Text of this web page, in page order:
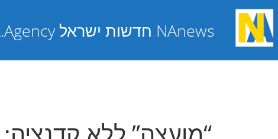
NAnews חדשות ישראל Nikk.Agency